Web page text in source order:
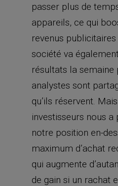
passer plus de
appareils, ce qui
revenus
société va
résultats la semaine
analystes sont
qu’ils réservent.
investisseurs nous a
notre position en-
maximum d’achat
qui augmente
de gain si un rachat